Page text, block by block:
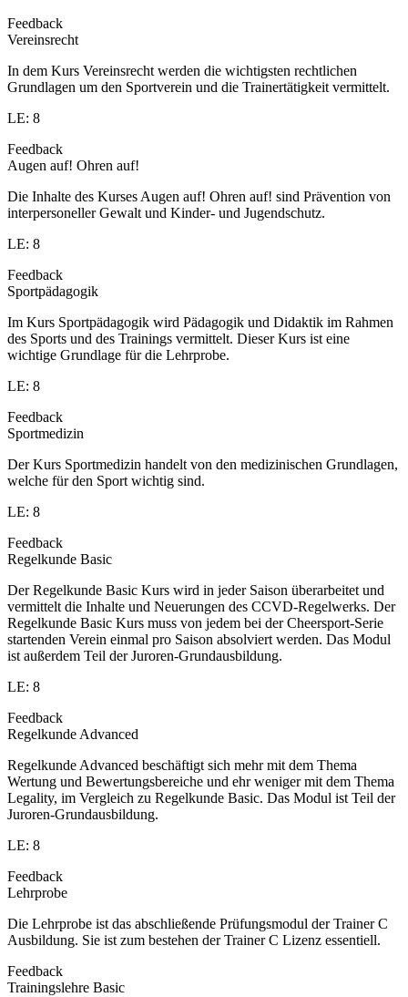
Feedback
Vereinsrecht
In dem Kurs Vereinsrecht werden die wichtigsten rechtlichen
Grundlagen um den Sportverein und die Trainertätigkeit vermittelt.
LE: 8
Feedback
Augen auf! Ohren auf!
Die Inhalte des Kurses Augen auf! Ohren auf! sind Prävention von
interpersoneller Gewalt und Kinder- und Jugendschutz.
LE: 8
Feedback
Sportpädagogik
Im Kurs Sportpädagogik wird Pädagogik und Didaktik im Rahmen
des Sports und des Trainings vermittelt. Dieser Kurs ist eine
wichtige Grundlage für die Lehrprobe.
LE: 8
Feedback
Sportmedizin
Der Kurs Sportmedizin handelt von den medizinischen Grundlagen,
welche für den Sport wichtig sind.
LE: 8
Feedback
Regelkunde Basic
Der Regelkunde Basic Kurs wird in jeder Saison überarbeitet und
vermittelt die Inhalte und Neuerungen des CCVD-Regelwerks. Der
Regelkunde Basic Kurs muss von jedem bei der Cheersport-Serie
startenden Verein einmal pro Saison absolviert werden. Das Modul
ist außerdem Teil der Juroren-Grundausbildung.
LE: 8
Feedback
Regelkunde Advanced
Regelkunde Advanced beschäftigt sich mehr mit dem Thema
Wertung und Bewertungsbereiche und ehr weniger mit dem Thema
Legality, im Vergleich zu Regelkunde Basic. Das Modul ist Teil der
Juroren-Grundausbildung.
LE: 8
Feedback
Lehrprobe
Die Lehrprobe ist das abschließende Prüfungsmodul der Trainer C
Ausbildung. Sie ist zum bestehen der Trainer C Lizenz essentiell.
Feedback
Trainingslehre Basic